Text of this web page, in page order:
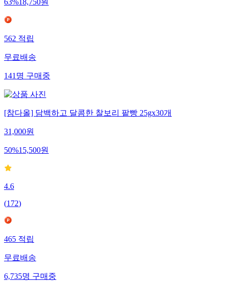
63%18,750원
562적립
무료배송
141명구매중
[참다올] 담백하고 달콤한 찰보리 팥빵 25gx30개
31,000원
50%15,500원
4.6
(172)
465적립
무료배송
6,735명구매중